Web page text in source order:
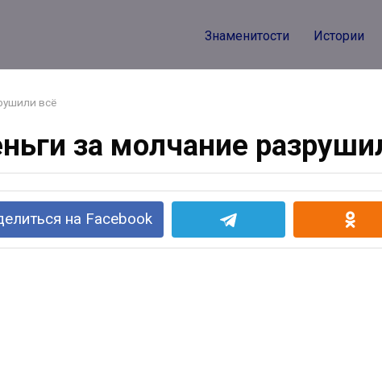
Знаменитости Истории
всё
за молчание
на Facebook